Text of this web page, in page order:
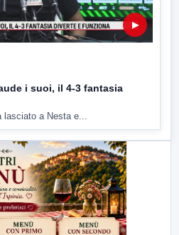
▶
i suoi, il 4-3 fantasia
a Nesta e...